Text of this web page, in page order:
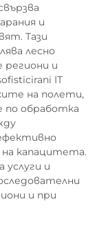
и
Тази
лесно
региони и
IT
на полети,
по обработка
на капацитета.
услуги и
и при